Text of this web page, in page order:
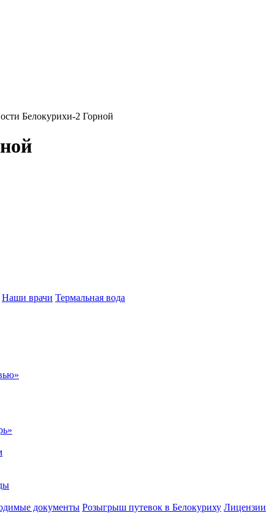
Белокурихи-2 Горной
Наши врачи Термальная вода
документы Розыгрыш путевок в Белокуриху